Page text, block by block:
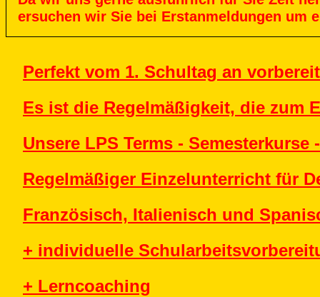
ersuchen wir Sie bei Erstanmeldungen um
Perfekt vom 1. Schultag an
Es ist die Regelmäßigkeit, die zum
Unsere LPS Terms -
Regelmäßiger Einzelunterricht für
Französisch, Italienisch und
+ individuelle
+ Lerncoaching